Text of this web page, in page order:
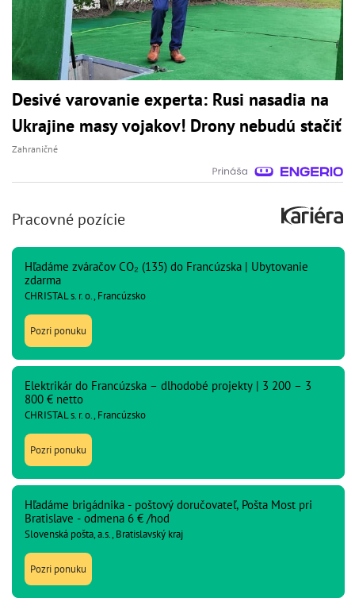
Desivé varovanie experta: Rusi nasadia na
Ukrajine masy vojakov! Drony nebudú stačiť
Zahraničné
Pracovné pozície
Hľadáme zváračov CO₂ (135) do Francúzska | Ubytovanie
zdarma
CHRISTAL s. r. o., Francúzsko
Pozri ponuku
Elektrikár do Francúzska – dlhodobé projekty | 3 200 – 3
800 € netto
CHRISTAL s. r. o., Francúzsko
Pozri ponuku
Hľadáme brigádnika - poštový doručovateľ, Pošta Most pri
Bratislave - odmena 6 € /hod
Slovenská pošta, a.s., Bratislavský kraj
Pozri ponuku